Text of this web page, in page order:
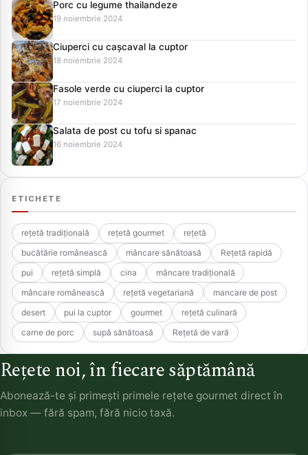
Porc cu legume thailandeze
19 noiembrie 2024
Ciuperci cu cașcaval la cuptor
18 noiembrie 2024
Fasole verde cu ciuperci la cuptor
17 noiembrie 2024
Salata de post cu tofu si spanac
16 noiembrie 2024
ETICHETE
rețetă tradițională rețetă gourmet
rețetă
bucătărie românească
mâncare sănătoasă
Rețetă rapidă
pui
rețetă simplă cina
mâncare tradițională
mâncare românească
rețetă vegetariană
mancare de post
desert
pui la cuptor gourmet
rețetă culinară
carne de porc
supă sănătoasă Rețetă de vară
Rețete noi, în fiecare săptămână
Abonează-te și primești primele rețete gourmet direct în
inbox — fără spam, fără nicio taxă.